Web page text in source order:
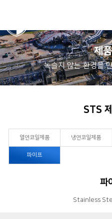
제
녹슬지 않는 환경을
STS
열연코일제품 냉연코일제품
파이프
파
Stainless